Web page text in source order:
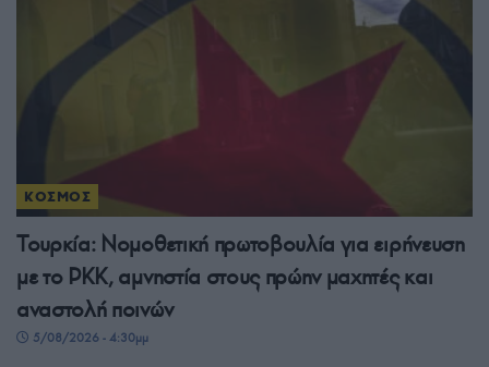
ΚΟΣΜΟΣ
Τουρκία: Νομοθετική πρωτοβουλία για ειρήνευση
με το PKK, αμνηστία στους πρώην μαχητές και
αναστολή ποινών
5/08/2026 - 4:30μμ